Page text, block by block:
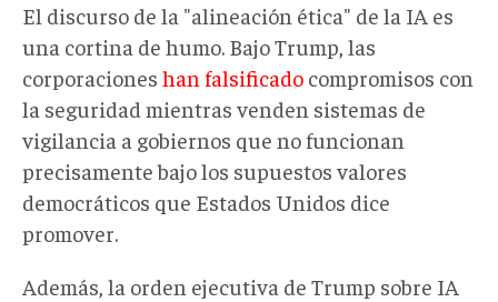
El discurso de la "alineación ética" de la IA es
una cortina de humo. Bajo Trump, las
corporaciones han falsificado compromisos con
la seguridad mientras venden sistemas de
vigilancia a gobiernos que no funcionan
precisamente bajo los supuestos valores
democráticos que Estados Unidos dice
promover.
Además, la orden ejecutiva de Trump sobre IA